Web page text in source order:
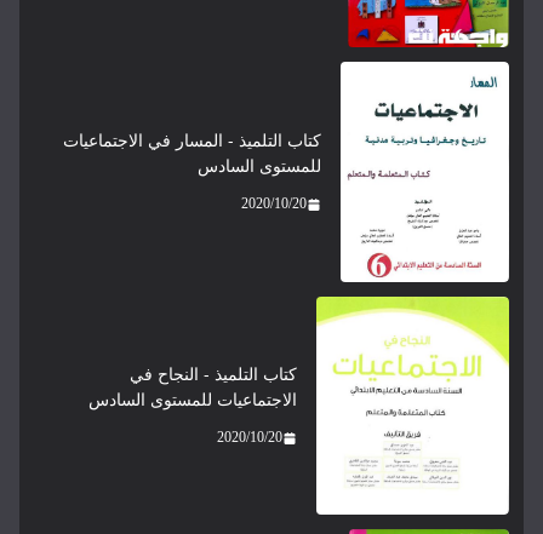
كتاب التلميذ - المسار في الاجتماعيات
للمستوى السادس
2020/10/20
كتاب التلميذ - النجاح في
الاجتماعيات للمستوى السادس
2020/10/20